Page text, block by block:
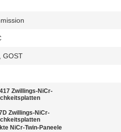
GOST
Zwillings-NiCr-
Zwillings-NiCr-
NiCr-Twin-Paneele